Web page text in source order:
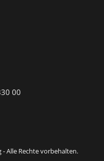
00
Alle Rechte vorbehalten.